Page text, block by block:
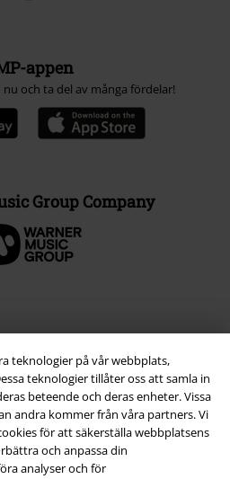
teknologier på vår webbplats,
teknologier tillåter oss att samla in
beteende och deras enheter. Vissa
andra kommer från våra partners. Vi
för att säkerställa webbplatsens
och anpassa din
analyser och för
appen
och ta del av många fördelar!
Group Company
Villkor